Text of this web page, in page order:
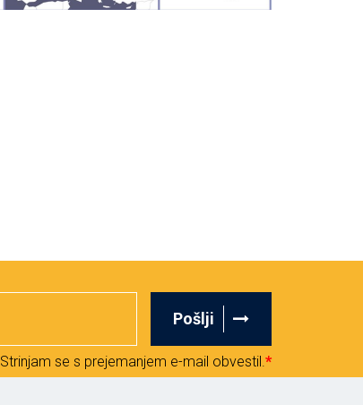
Pošlji
Strinjam se s prejemanjem e-mail obvestil.*